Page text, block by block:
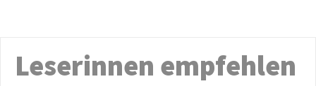
Leserinnen empfehlen